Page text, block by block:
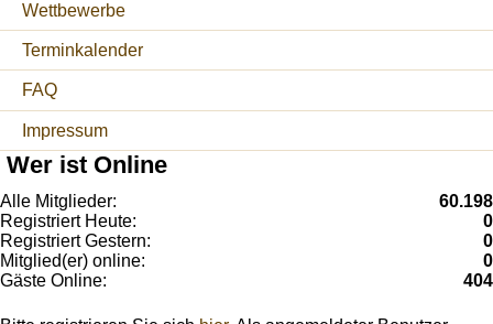
Wettbewerbe
Terminkalender
FAQ
Impressum
Wer ist Online
Alle Mitglieder:
60.198
Registriert Heute:
0
Registriert Gestern:
0
Mitglied(er) online:
0
Gäste Online:
404